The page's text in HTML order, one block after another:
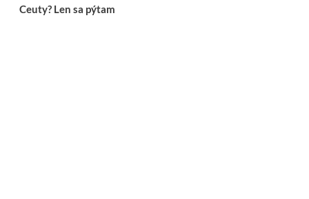
Ceuty? Len sa pýtam